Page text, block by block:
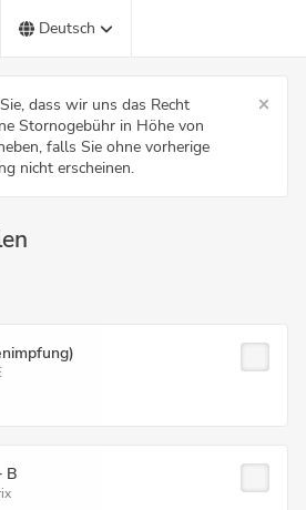
Deutsch
dass wir uns das Recht
Stornogebühr in Höhe von
falls Sie ohne vorherige
nicht erscheinen.
B